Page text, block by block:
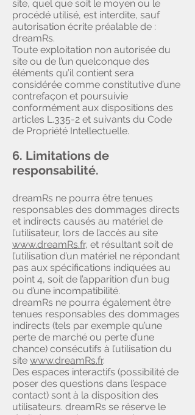
site, quel que soit le moyen ou le
procédé utilisé, est interdite, sauf
autorisation écrite préalable de :
dreamRs.
Toute exploitation non autorisée du
site ou de l’un quelconque des
éléments qu’il contient sera
considérée comme constitutive d’une
contrefaçon et poursuivie
conformément aux dispositions des
articles L.335-2 et suivants du Code
de Propriété Intellectuelle.
6. Limitations de
responsabilité.
dreamRs ne pourra être tenues
responsables des dommages directs
et indirects causés au matériel de
l’utilisateur, lors de l’accès au site
www.dreamRs.fr, et résultant soit de
l’utilisation d’un matériel ne répondant
pas aux spécifications indiquées au
point 4, soit de l’apparition d’un bug
ou d’une incompatibilité.
dreamRs ne pourra également être
tenues responsables des dommages
indirects (tels par exemple qu’une
perte de marché ou perte d’une
chance) consécutifs à l’utilisation du
site www.dreamRs.fr.
Des espaces interactifs (possibilité de
poser des questions dans l’espace
contact) sont à la disposition des
utilisateurs. dreamRs se réserve le